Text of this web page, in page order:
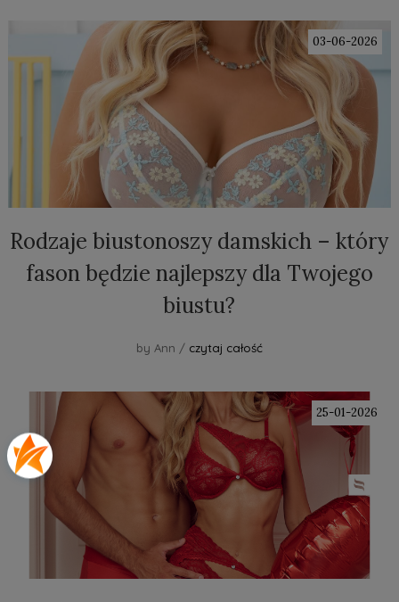
03-06-2026
Rodzaje biustonoszy damskich – który
fason będzie najlepszy dla Twojego
biustu?
by Ann / czytaj całość
25-01-2026